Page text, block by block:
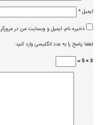
ایمیل*
ذخیره نام، ایمیل و وبسایت من در
لطفا پاسخ را به عدد انگلیسی وارد کنید:
3 × 5 =